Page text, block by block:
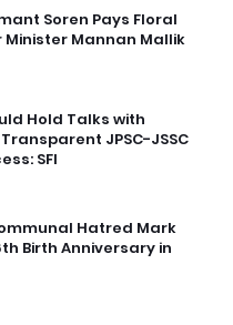
Soren Pays Floral
Minister Mannan Mallik
Hold Talks with
JPSC-JSSC
SFI
Hatred Mark
Birth Anniversary in